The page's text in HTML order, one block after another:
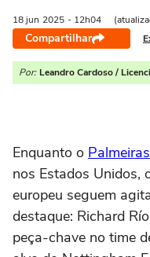
18 jun 2025 - 12h04
Compartilhar
Por: Leandro Cardoso /
Enquanto o Palmeiras
nos Estados Unidos,
europeu seguem
destaque: Richard
peça-chave no time